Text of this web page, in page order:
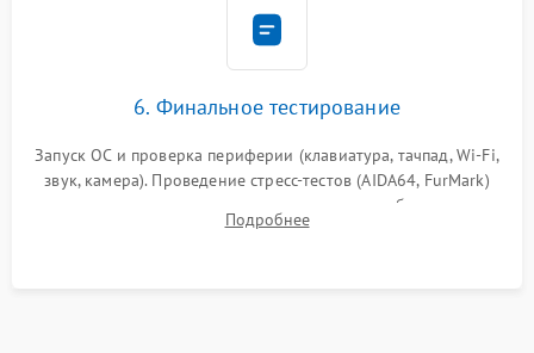
6. Финальное тестирование
Запуск ОС и проверка периферии (клавиатура, тачпад, Wi-Fi,
звук, камера). Проведение стресс-тестов (AIDA64, FurMark)
для контроля температурного режима и стабильности
системы под пиковой нагрузкой.
Подробнее